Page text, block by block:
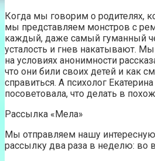
Когда мы говорим о родителях,
мы представляем монстров с
каждый, даже самый гуманный
усталость и гнев накатывают.
на условиях анонимности
что они били своих детей и как
справиться. А психолог
посоветовала, что делать в
Рассылка «Мела»
Мы отправляем нашу
рассылку два раза в неделю: во